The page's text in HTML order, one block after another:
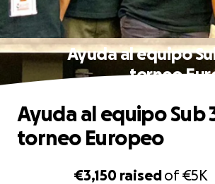
Ayuda al equipo
torneo
€3,150 raisedof€5K
Ayuda al equipo Sub
torneo Europeo